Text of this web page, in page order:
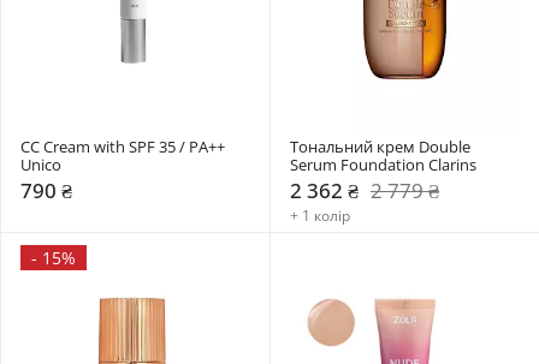
СС Cream with SPF 35 / PA++
Unico
790 ₴
Тональний крем Double
Serum Foundation Clarins
2 362 ₴ 2 779 ₴
+ 1 колір
- 15%